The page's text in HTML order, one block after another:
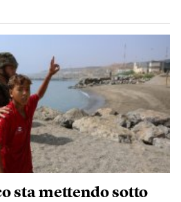
sta mettendo sotto